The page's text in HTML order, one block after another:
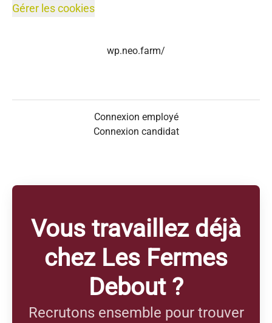
Gérer les cookies
wp.neo.farm/
Connexion employé
Connexion candidat
Vous travaillez déjà
chez Les Fermes
Debout ?
Recrutons ensemble pour trouver